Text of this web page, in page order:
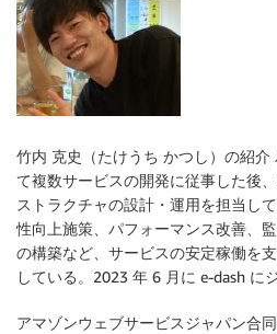
竹内 克史（たけうち かつし）の紹介
て複数サービスの開発に従事した後
ストラクチャの設計・運用を担当し
性向上施策、パフォーマンス改善、
の構築など、サービスの安定稼働を
している。2023 年 6 月に e-dash に
アマゾンウェブサービスジャパン合